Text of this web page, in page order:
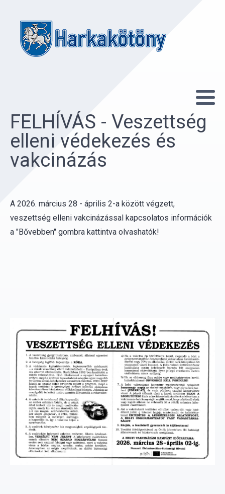
FELHÍVÁS - Veszettség
elleni védekezés és
vakcinázás
A 2026. március 28 - április 2-a között végzett,
veszettség elleni vakcinázással kapcsolatos információk
a "Bővebben" gombra kattintva olvashatók!